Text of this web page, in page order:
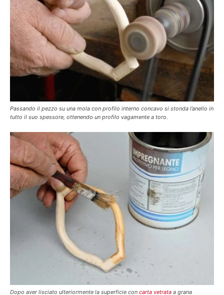
Passando il pezzo su una mola con profilo interno concavo si stonda l’anello in
tutto il suo spessore, ottenendo un profilo vagamente a toro.
Dopo aver lisciato ulteriormente la superficie con carta vetrata a grana